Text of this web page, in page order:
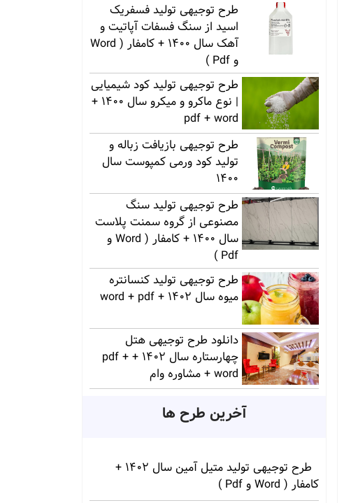
طرح توجیهی تولید فسفریک
اسید از سنگ فسفات آپاتیت و
آهک سال 1400 + کامفار ( Word
و Pdf )
طرح توجیهی تولید کود شیمیایی
| نوع ماکرو و میکرو سال 1400 +
pdf + word
طرح توجیهی بازیافت زباله و
تولید کود ورمی کمپوست سال
1400
طرح توجیهی تولید سنگ
مصنوعی از گروه سمنت پلاست
سال 1400 + کامفار ( Word و
Pdf )
طرح توجیهی تولید کنسانتره
میوه سال 1402 + word + pdf
دانلود طرح توجیهی هتل
چهارستاره سال 1402 + pdf +
word + مشاوره وام
آخرین طرح ها
طرح توجیهی تولید متیل آمین سال 1402 +
کامفار ( Word و Pdf )